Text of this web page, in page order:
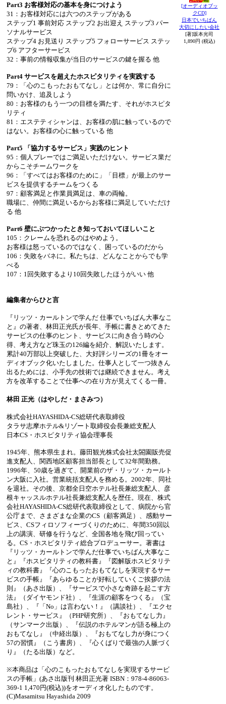
Part3 お客様対応の基本を身につけよう
31：お客様対応には六つのステップがある
ステップ1 事前対応 ステップ2 お出迎え ステップ3 パー
ソナルサービス
ステップ4 お見送り ステップ5 フォローサービス ステッ
プ6 アフターサービス
32：事前の情報収集が当日のサービスの鍵を握る 他
Part4 サービスを超えたホスピタリティを実践する
79：「心のこもったおもてなし」とは何か、常に自分に
問いかけ、追及しよう
80：お客様のもう一つの目標を満たす、それがホスピタ
リティ
81：エステティシャンは、お客様の肌に触っているので
はない。お客様の心に触っている 他
Part5 「協力するサービス」実践のヒント
95：個人プレーではご満足いただけない。サービス業だ
からこそチームワークを
96：「すべてはお客様のために」「目標」が最上のサー
ビスを提供するチームをつくる
97：顧客満足と作業員満足は、車の両輪。
職場に、仲間に満足いるからお客様に満足していただけ
る 他
Part6 壁にぶつかったとき知っておいてほしいこと
105：クレームを恐れるのはやめよう。
お客様は怒っているのではなく、困っているのだから
106：失敗をバネに。私たちは、どんなことからでも学
べる
107：1回失敗するより10回失敗したほうがいい 他
編集者からひと言
『リッツ・カールトンで学んだ 仕事でいちばん大事なこ
と』の著者、林田正光氏が長年、手帳に書きとめてきた
サービスの仕事のヒント、サービスに向き合う時の心
得、考え方など珠玉の126編を紹介、解説いたします。
累計40万部以上突破した、大好評シリーズの1冊をオー
ディオブック化いたしました。仕事人として一つ抜きん
出るためには、小手先の技術では継続できません。考え
方を改革することで仕事への在り方が見えてくる一冊。
林田 正光（はやしだ・まさみつ）
株式会社HAYASHIDA‐CS総研代表取締役
タラサ志摩ホテル&リゾート取締役会長兼総支配人
日本CS・ホスピタリティ協会理事長
1945年、熊本県生まれ。藤田観光株式会社太閤園販売促
進支配人、関西地区顧客担当部長として32年間勤務。
1996年、50歳を過ぎて、開業前のザ・リッツ・カールト
ン大阪に入社。営業統括支配人を務める。2002年、同社
を退社。その後、京都全日空ホテル社長兼総支配人、彦
根キャッスルホテル社長兼総支配人を歴任。現在、株式
会社HAYASHIDA‐CS総研代表取締役として、病院から官
公庁まで、さまざまな企業のCS（顧客満足）、感動サー
ビス、CSフィロソフィーづくりのために、年間350回以
上の講演、研修を行うなど、全国各地を飛び回ってい
る。CS・ホスピタリティ総合プロデューサー。著書は
『リッツ・カールトンで学んだ仕事でいちばん大事なこ
と』『ホスピタリティの教科書』『図解版ホスピタリテ
ィの教科書』『心のこもったおもてなしを実現するサー
ビスの手帳』『あらゆることが好転していくご挨拶の法
則』（あさ出版）、『サービスで小さな奇跡を起こす方
法』（ダイヤモンド社）、『生涯の顧客をつくる』（宝
島社）、『「No」は言わない！』（講談社）、『エクセ
レント・サービス』（PHP研究所）、『おもてなし力』
（サンマーク出版）、『伝説のホテルマンが語る極上の
おもてなし』（中経出版）、『おもてなし力が身につく
57の習慣』（こう書房）、『心くばりで最強の人脈づく
り』（たる出版）など。
※本商品は「心のこもったおもてなしを実現するサービ
スの手帳」(あさ出版刊 林田正光著 ISBN：978-4-86063-
369-1 1,470円(税込))をオーディオ化したものです。
(C)Masamitsu Hayashida 2009
[オーディオブッ
クCD]
日本でいちばん
大切にしたい会社
[著]坂本光司
1,890円 (税込)